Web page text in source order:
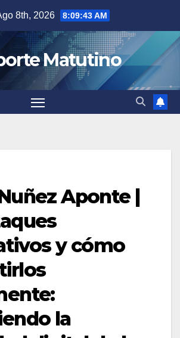
8th, 2026 8:09:44 AM
Matutino
Aponte |
y cómo
la